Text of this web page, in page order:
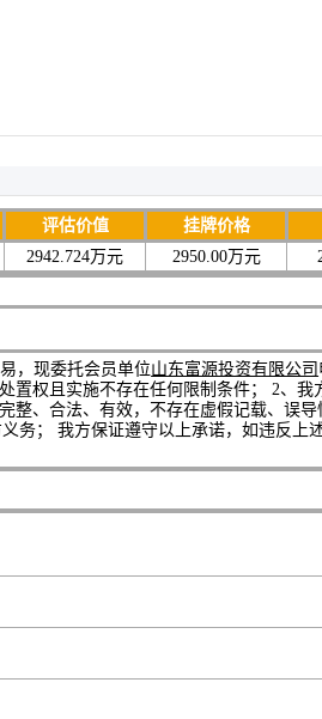
评估价值 挂牌价格
2942.724万元 2950.00万元
，现委托会员单位山东富源投资有限公司
权且实施不存在任何限制条件； 2、我
整、合法、有效，不存在虚假记载、误
务； 我方保证遵守以上承诺，如违反上